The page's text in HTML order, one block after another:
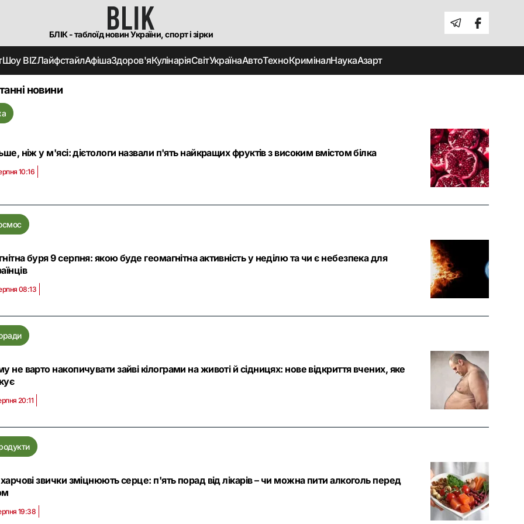
БЛІК - таблоїд новин України, спорт і зірки
Шоу BIZЛайфстайлАфішаЗдоров'яКулінаріяСвітУкраїнаАвтоТехноКриміналНаукаАзарт
новини
ніж у м'ясі: дієтологи назвали п'ять найкращих фруктів з високим вмістом білка
10:16
буря 9 серпня: якою буде геомагнітна активність у неділю та чи є небезпека для
08:13
не варто накопичувати зайві кілограми на животі й сідницях: нове відкриття вчених, яке
20:11
харчові звички зміцнюють серце: п'ять порад від лікарів – чи можна пити алкоголь перед
19:38